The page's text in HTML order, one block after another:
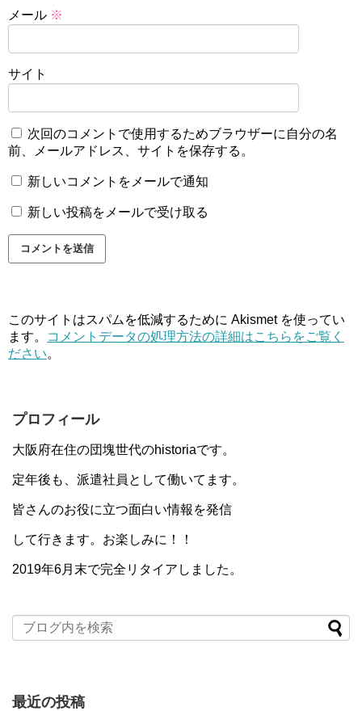
メール ※
サイト
次回のコメントで使用するためブラウザーに自分の名
前、メールアドレス、サイトを保存する。
新しいコメントをメールで通知
新しい投稿をメールで受け取る
このサイトはスパムを低減するために Akismet を使ってい
ます。
コメントデータの処理方法の詳細はこちらをご覧く
ださい。
プロフィール
大阪府在住の団塊世代のhistoriaです。
定年後も、派遣社員として働いてます。
皆さんのお役に立つ面白い情報を発信
して行きます。お楽しみに！！
2019年6月末で完全リタイアしました。
最近の投稿